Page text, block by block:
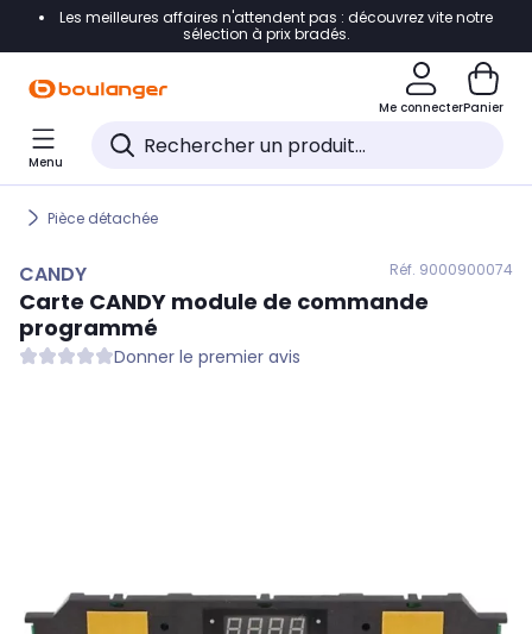
Accéder directement à la navigation
Accéder directement au pied de page
Accéder directement au chatbot
Les meilleures affaires n'attendent pas : découvrez vite notre
sélection à prix bradés.
Me connecterPanier
Menu
Pièce détachée
CANDY Réf. 9000900074
Carte CANDY module de commande
programmé
Donner le premier avis